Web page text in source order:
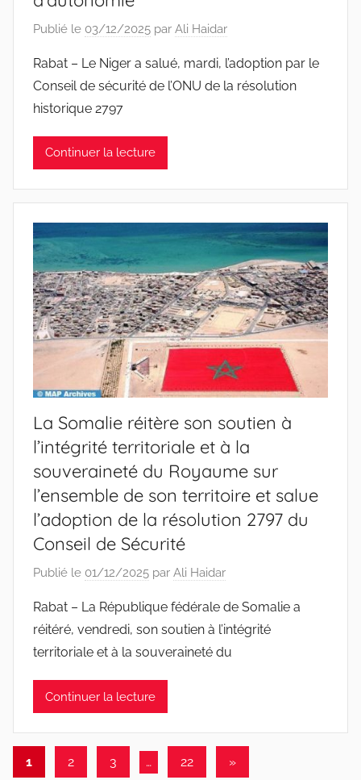
Publié le 03/12/2025 par Ali Haidar
Rabat – Le Niger a salué, mardi, l’adoption par le
Conseil de sécurité de l’ONU de la résolution
historique 2797
Continuer la lecture
La Somalie réitère son soutien à
l’intégrité territoriale et à la
souveraineté du Royaume sur
l’ensemble de son territoire et salue
l’adoption de la résolution 2797 du
Conseil de Sécurité
Publié le 01/12/2025 par Ali Haidar
Rabat – La République fédérale de Somalie a
réitéré, vendredi, son soutien à l’intégrité
territoriale et à la souveraineté du
Continuer la lecture
Pagination
1 2 3 … 22
Articles
»